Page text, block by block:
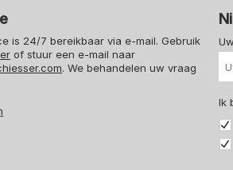
is 24/7 bereikbaar via e-mail. Gebruik
of stuur een e-mail naar
. We behandelen uw vraag
Ik